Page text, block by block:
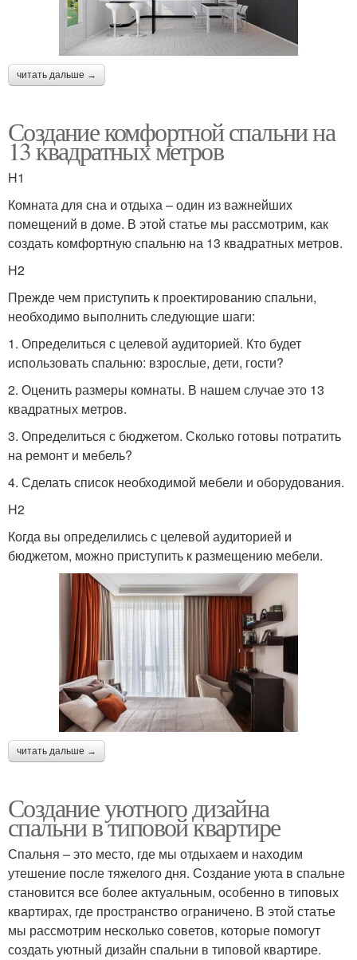
читать дальше →
Создание комфортной спальни на
13 квадратных метров
H1
Комната для сна и отдыха – один из важнейших
помещений в доме. В этой статье мы рассмотрим, как
создать комфортную спальню на 13 квадратных метров.
H2
Прежде чем приступить к проектированию спальни,
необходимо выполнить следующие шаги:
1. Определиться с целевой аудиторией. Кто будет
использовать спальню: взрослые, дети, гости?
2. Оценить размеры комнаты. В нашем случае это 13
квадратных метров.
3. Определиться с бюджетом. Сколько готовы потратить
на ремонт и мебель?
4. Сделать список необходимой мебели и оборудования.
H2
Когда вы определились с целевой аудиторией и
бюджетом, можно приступить к размещению мебели.
читать дальше →
Создание уютного дизайна
спальни в типовой квартире
Спальня – это место, где мы отдыхаем и находим
утешение после тяжелого дня. Создание уюта в спальне
становится все более актуальным, особенно в типовых
квартирах, где пространство ограничено. В этой статье
мы рассмотрим несколько советов, которые помогут
создать уютный дизайн спальни в типовой квартире.